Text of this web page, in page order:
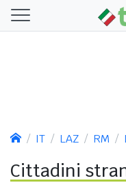
IT LAZ RM
Cittadini